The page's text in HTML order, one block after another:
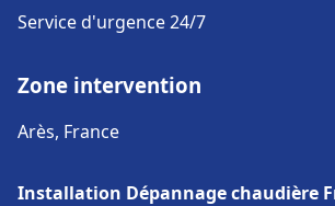
Service d'urgence 24/7
Zone intervention
Arès, France
Installation Dépannage chaudière